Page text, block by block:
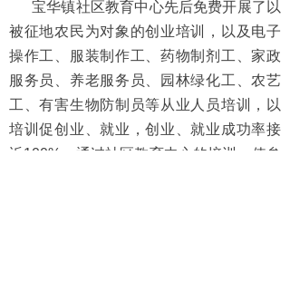
宝华镇社区教育中心先后免费开展了以
被征地农民为对象的创业培训，以及电子
操作工、服装制作工、药物制剂工、家政
服务员、 养老服务员、
园林绿化工、农艺
工、有害生物防制员等从业人员培训，以
培训促创业、就业 ，创业、就业成功率接
近100%。通过社区教育中心的培训，使参